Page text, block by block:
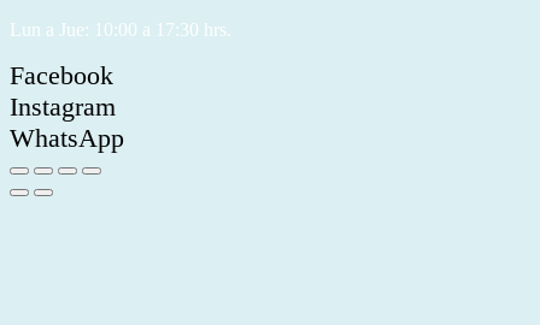
Lun a Jue: 10:00 a 17:30 hrs.
Facebook
Instagram
WhatsApp